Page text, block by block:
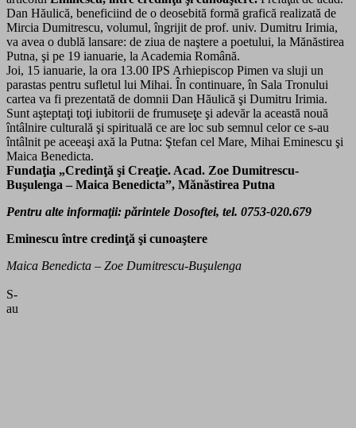
Dan Hăulică, beneficiind de o deosebită formă grafică realizată de
Mircia Dumitrescu, volumul, îngrijit de prof. univ. Dumitru Irimia,
va avea o dublă lansare: de ziua de naştere a poetului, la Mănăstirea
Putna, şi pe 19 ianuarie, la Academia Română.
Joi, 15 ianuarie, la ora 13.00 IPS Arhiepiscop Pimen va sluji un
parastas pentru sufletul lui Mihai. În continuare, în Sala Tronului
cartea va fi prezentată de domnii Dan Hăulică şi Dumitru Irimia.
Sunt aşteptaţi toţi iubitorii de frumuseţe şi adevăr la această nouă
întâlnire culturală şi spirituală ce are loc sub semnul celor ce s-au
întâlnit pe aceeaşi axă la Putna: Ştefan cel Mare, Mihai Eminescu şi
Maica Benedicta.
Fundaţia „Credinţă şi Creaţie. Acad. Zoe Dumitrescu-
Buşulenga – Maica Benedicta”, Mănăstirea Putna
Pentru alte informaţii: părintele Dosoftei, tel. 0753-020.679
Eminescu între credinţă şi cunoaştere
Maica Benedicta – Zoe Dumitrescu-Buşulenga
S-
au